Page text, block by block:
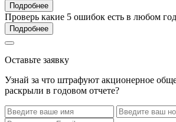
Подробнее
Проверь какие 5 ошибок есть в любом
Подробнее
Оставьте заявку
Узнай за что штрафуют акционерное
раскрыли в годовом отчете?